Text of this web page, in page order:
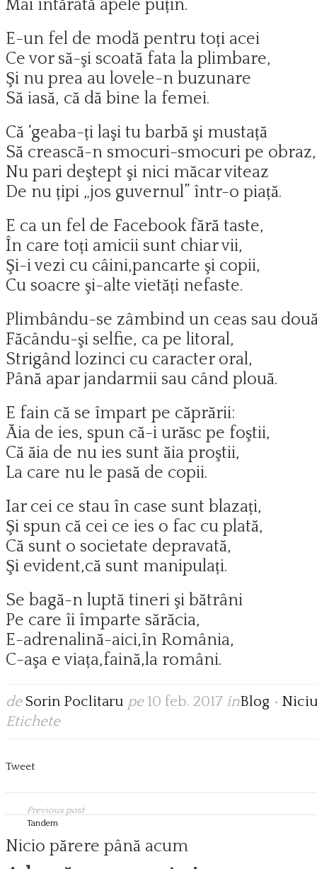
Mai întărâtă apele puțin.
E-un fel de modă pentru toți acei
Ce vor să-şi scoată fata la plimbare,
Şi nu prea au lovele-n buzunare
Să iasă, că dă bine la femei.
Că ‘geaba-ți laşi tu barbă şi mustață
Să crească-n smocuri-smocuri pe obraz,
Nu pari deştept şi nici măcar viteaz
De nu țipi „jos guvernul” într-o piață.
E ca un fel de Facebook fără taste,
În care toți amicii sunt chiar vii,
Şi-i vezi cu câini,pancarte şi copii,
Cu soacre şi-alte vietăți nefaste.
Plimbându-se zâmbind un ceas sau
Făcându-şi selfie, ca pe litoral,
Strigând lozinci cu caracter oral,
Până apar jandarmii sau când plouă.
E fain că se împart pe căprării:
Ăia de ies, spun că-i urăsc pe foştii,
Că ăia de nu ies sunt ăia proştii,
La care nu le pasă de copii.
Iar cei ce stau în case sunt blazați,
Şi spun că cei ce ies o fac cu plată,
Că sunt o societate depravată,
Şi evident,că sunt manipulați.
Se bagă-n luptă tineri şi bătrâni
Pe care îi împarte sărăcia,
E-adrenalină-aici,în România,
C-aşa e viața,faină,la români.
de Sorin Poclitaru pe 10 feb. 2017 înBlog •
Etichete
Tweet
Previous post
Tandem
Nicio părere până acum